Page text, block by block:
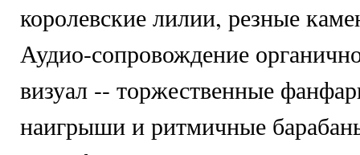
королевские лилии, резные
Аудио-сопровождение
визуал -- торжественные
наигрыши и ритмичные